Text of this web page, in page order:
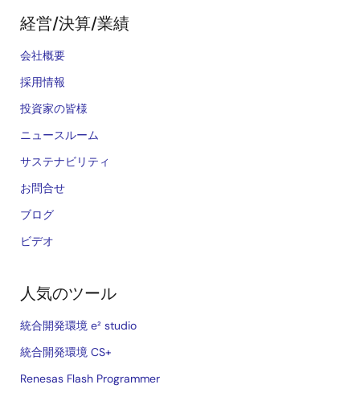
経営/決算/業績
会社概要
採用情報
投資家の皆様
ニュースルーム
サステナビリティ
お問合せ
ブログ
ビデオ
人気のツール
統合開発環境 e² studio
統合開発環境 CS+
Renesas Flash Programmer